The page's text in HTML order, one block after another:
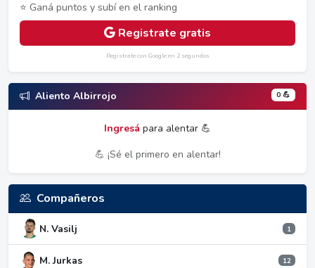
⭐ Ganá puntos y subí en el ranking
Registrate gratis
Registrate con Google en 2 segundos
Aliento Albirrojo 0 💪
Ingresá para alentar 💪
💪 ¡Sé el primero en alentar!
Compañeros
N. Vasilj 1
M. Jurkas 12